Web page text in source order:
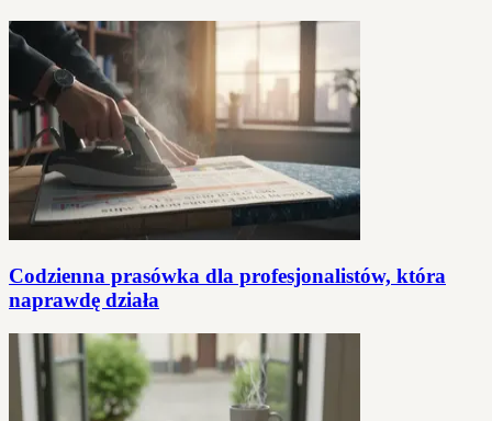
Codzienna prasówka dla profesjonalistów, która
naprawdę działa